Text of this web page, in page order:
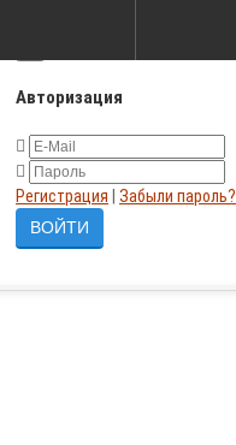
Авторизация
Регистрация Забыли пароль?